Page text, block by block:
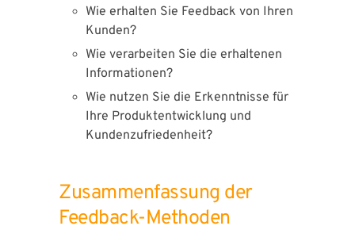
Wie erhalten Sie Feedback von Ihren
Kunden?
Wie verarbeiten Sie die erhaltenen
Informationen?
Wie nutzen Sie die Erkenntnisse für
Ihre Produktentwicklung und
Kundenzufriedenheit?
Zusammenfassung der
Feedback-Methoden